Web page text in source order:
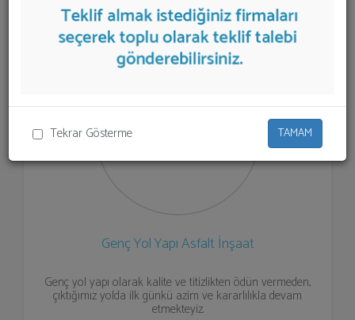
Tekrar Gösterme TAMAM
Genç Yol Yapı Asfalt İnşaat
Genç yol yapı olarak kalite ve titizlikten ödün vermeden,
çıktığımız yolda ilk günkü azim ve kararlılıkla devam
etmekteyiz.